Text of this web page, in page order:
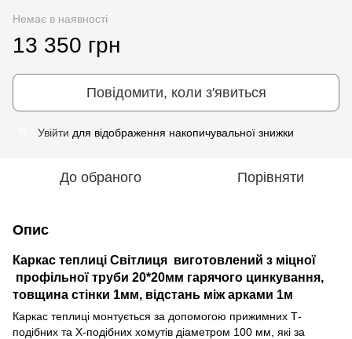
Немає в наявності
13 350 грн
Повідомити, коли з'явиться
Увійти для відображення накопичувальної знижки
До обраного Порівняти
Опис
Каркас теплиці Світлиця виготовлений з міцної
профільної труби 20*20мм гарячого цинкування,
товщина стінки 1мм, відстань між арками 1м
Каркас теплиці монтується за допомогою прижимних Т-
подібних та Х-подібних хомутів діаметром 100 мм, які за